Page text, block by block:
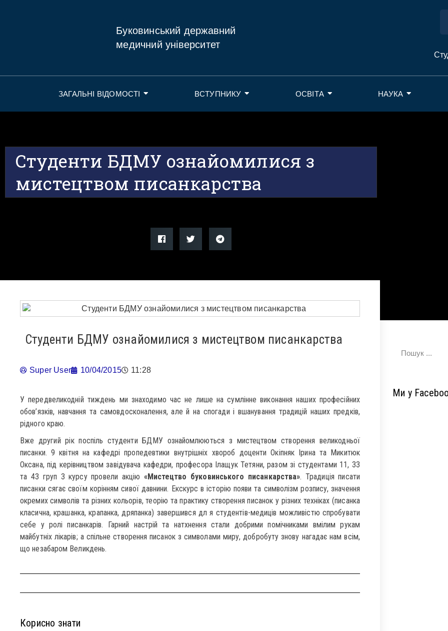
Буковинський державний
медичний університет
ЗАГАЛЬНІ ВІДОМОСТІ ВСТУПНИКУ ОСВІТА НАУКА
Студенти БДМУ ознайомилися з
мистецтвом писанкарства
Студенти БДМУ ознайомилися з мистецтвом писанкарства
Super User 10/04/2015 11:28
У передвеликодній тиждень ми знаходимо час не лише на сумлінне виконання наших професійних
обов’язків, навчання та самовдосконалення, але й на спогади і вшанування традицій наших предків,
рідного краю.
Вже другий рік поспіль студенти БДМУ ознайомлюються з мистецтвом створення великодньої
писанки. 9 квітня на кафедрі пропедевтики внутрішніх хвороб доценти Окіпняк Ірина та Микитюк
Оксана, під керівництвом завідувача кафедри, професора Ілащук Тетяни, разом зі студентами 11, 33
та 43 груп 3 курсу провели акцію «Мистецтво буковинського писанкарства». Традиція писати
писанки сягає своїм корінням сивої давнини. Екскурс в історію появи та символізм розпису, значення
окремих символів та різних кольорів, теорію та практику створення писанок у різних техніках (писанка
класична, крашанка, крапанка, дряпанка) завершився дл я студентів-медиців можливістю спробувати
себе у ролі писанкарів. Гарний настрій та натхнення стали добрими помічниками вмілим рукам
майбутніх лікарів; а спільне створення писанок з символами миру, добробуту знову нагадає нам всім,
що незабаром Великдень.
Корисно знати
Ми у